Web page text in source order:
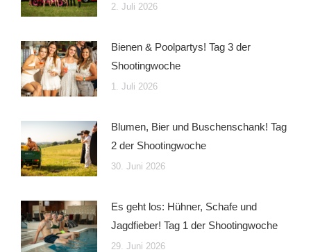
2. Juli 2026
Bienen & Poolpartys! Tag 3 der
Shootingwoche
1. Juli 2026
Blumen, Bier und Buschenschank! Tag
2 der Shootingwoche
30. Juni 2026
Es geht los: Hühner, Schafe und
Jagdfieber! Tag 1 der Shootingwoche
29. Juni 2026